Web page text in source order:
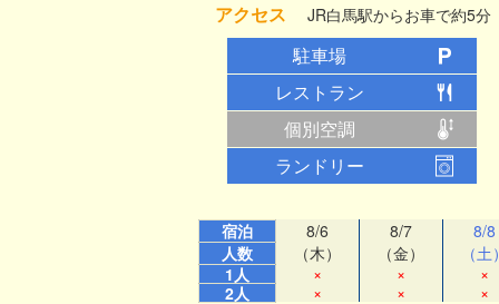
アクセス JR白馬駅からお車で約5分
駐車場
レストラン
個別空調
ランドリー
宿泊 8/6 8/7 8/8
人数
（木） （金） （土）
1人
× × ×
2人
× × ×